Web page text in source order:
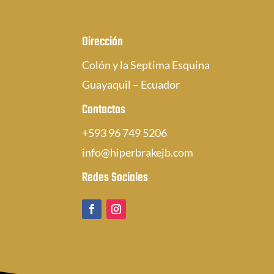
Dirección
Colón y la Septima Esquina
Guayaquil – Ecuador
Contactos
+593 96 749 5206
info@hiperbrakejb.com
Redes Sociales